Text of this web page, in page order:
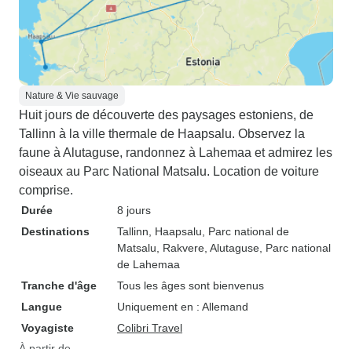
Nature & Vie sauvage
Huit jours de découverte des paysages estoniens, de
Tallinn à la ville thermale de Haapsalu. Observez la
faune à Alutaguse, randonnez à Lahemaa et admirez les
oiseaux au Parc National Matsalu. Location de voiture
comprise.
Durée
8 jours
Destinations
Tallinn , Haapsalu , Parc national de
Matsalu , Rakvere , Alutaguse , Parc national
de Lahemaa
Tranche d'âge
Tous les âges sont bienvenus
Langue
Uniquement en : Allemand
Voyagiste
Colibri Travel